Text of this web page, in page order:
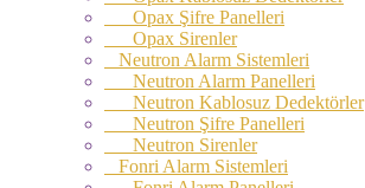
Opax Şifre Panelleri
Opax Sirenler
Neutron Alarm Sistemleri
Neutron Alarm Panelleri
Neutron Kablosuz Dedektörler
Neutron Şifre Panelleri
Neutron Sirenler
Fonri Alarm Sistemleri